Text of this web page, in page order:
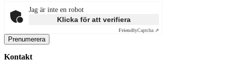
Jag är inte en robot
Klicka för att verifiera
FriendlyCaptcha ⇗
Kontakt